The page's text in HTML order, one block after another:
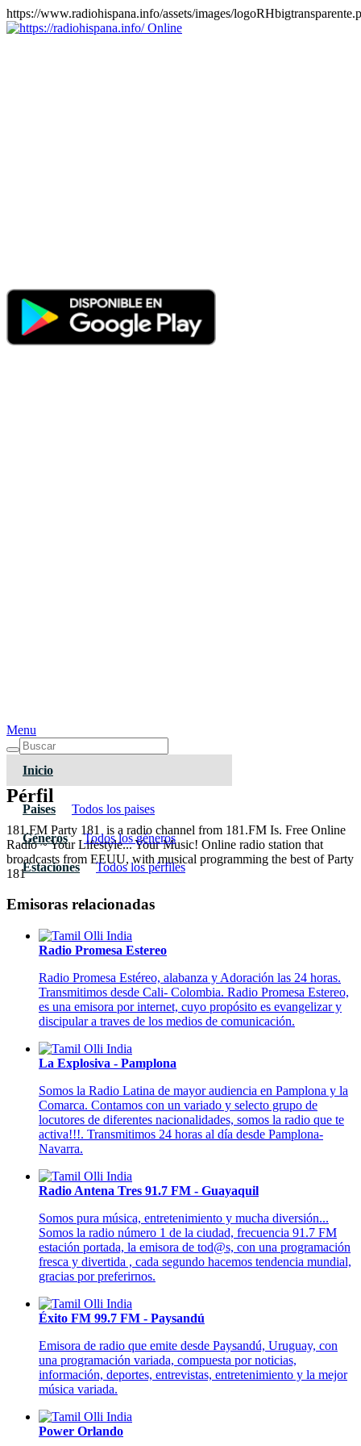
https://www.radiohispana.info/assets/images/
Online
Menu
Inicio
Paises Todos los paises
Géneros Todos los géneros
Estaciones Todos los pérfiles
Pérfil
181.FM Party 181 is a radio channel from 181.FM Is. Free Online
Radio ~ Your Lifestyle... Your Music! Online radio station that
broadcasts from EEUU, with musical programming the best of Party
181
Emisoras relacionadas
Radio Promesa Estereo
Radio Promesa Estéreo, alabanza y Adoración las 24 horas.
Transmitimos desde Cali- Colombia. Radio Promesa Estereo,
es una emisora por internet, cuyo propósito es evangelizar y
discipular a traves de los medios de comunicación.
La Explosiva - Pamplona
Somos la Radio Latina de mayor audiencia en Pamplona y la
Comarca. Contamos con un variado y selecto grupo de
locutores de diferentes nacionalidades, somos la radio que te
activa!!!. Transmitimos 24 horas al día desde Pamplona-
Navarra.
Radio Antena Tres 91.7 FM - Guayaquil
Somos pura música, entretenimiento y mucha diversión...
Somos la radio número 1 de la ciudad, frecuencia 91.7 FM
estación portada, la emisora de tod@s, con una programación
fresca y divertida , cada segundo hacemos tendencia mundial,
gracias por preferirnos.
Éxito FM 99.7 FM - Paysandú
Emisora de radio que emite desde Paysandú, Uruguay, con
una programación variada, compuesta por noticias,
información, deportes, entrevistas, entretenimiento y la mejor
música variada.
Power Orlando